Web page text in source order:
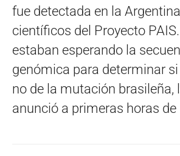
fue detectada en la
científicos del Proyecto
estaban esperando la
genómica para determinar
no de la mutación brasileña,
anunció a primeras horas de